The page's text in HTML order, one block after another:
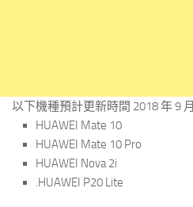
以下機種預計更新時間 2018 年 9 月
HUAWEI Mate 10
HUAWEI Mate 10 Pro
HUAWEI Nova 2i
.HUAWEI P20 Lite